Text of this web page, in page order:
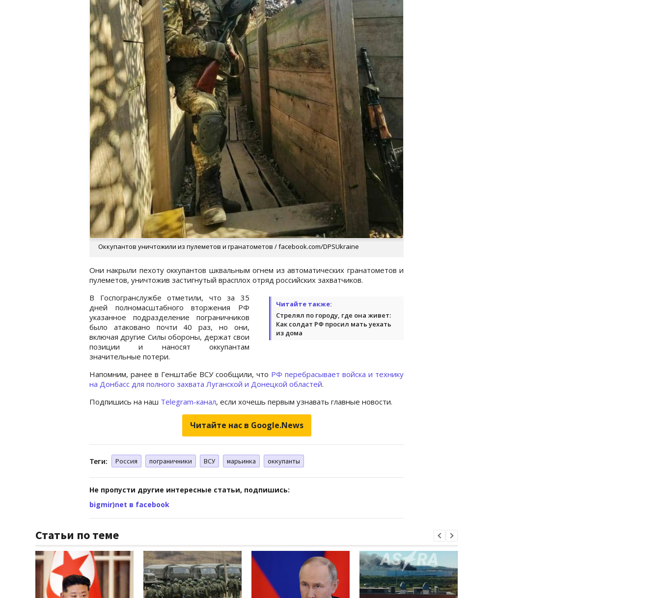
Оккупантов уничтожили из пулеметов и гранатометов / facebook.com/DPSUkraine
Они накрыли пехоту оккупантов шквальным огнем из автоматических гранатометов и
пулеметов, уничтожив застигнутый врасплох отряд российских захватчиков.
Читайте также:
Стрелял по городу, где она живет:
Как солдат РФ просил мать уехать
из дома
В Госпогранслужбе отметили, что за 35
дней полномасштабного вторжения РФ
указанное подразделение пограничников
было атаковано почти 40 раз, но они,
включая другие Силы обороны, держат свои
позиции и наносят оккупантам
значительные потери.
Напомним, ранее в Генштабе ВСУ сообщили, что РФ перебрасывает войска и технику
на Донбасс для полного захвата Луганской и Донецкой областей.
Подпишись на наш Telegram-канал, если хочешь первым узнавать главные новости.
Читайте нас в Google.News
Теги: Россия пограничники ВСУ марьинка оккупанты
Не пропусти другие интересные статьи, подпишись:
bigmir)net в facebook
Статьи по теме